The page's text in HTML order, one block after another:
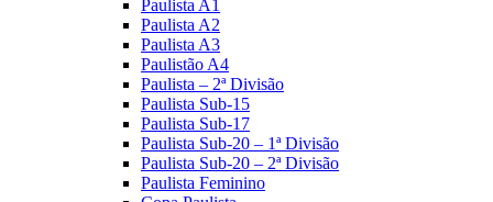
Paulista A1
Paulista A2
Paulista A3
Paulistão A4
Paulista – 2ª Divisão
Paulista Sub-15
Paulista Sub-17
Paulista Sub-20 – 1ª Divisão
Paulista Sub-20 – 2ª Divisão
Paulista Feminino